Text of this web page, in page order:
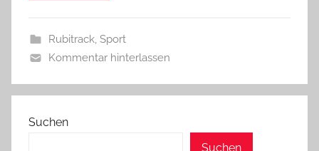
Rubitrack, Sport
Kommentar hinterlassen
Suchen
Suchen